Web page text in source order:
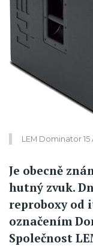
LEM Dominator
Je obecně
hutný zvuk.
reproboxy od
označením
Společnost